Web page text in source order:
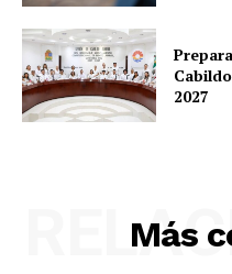
2027
Más